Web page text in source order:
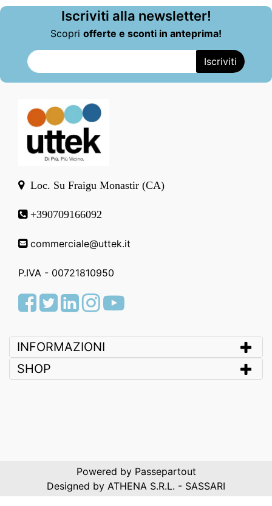
Iscriviti alla newsletter!
Scopri offerte e sconti in anteprima!
Loc. Su Fraigu Monastir (CA)
+390709166092
commerciale@uttek.it
P.IVA - 00721810950
Facebook
TwitterLinkedInInstagram
Youtube
INFORMAZIONI
SHOP
Powered by Passepartout
Designed by ATHENA S.R.L. - SASSARI